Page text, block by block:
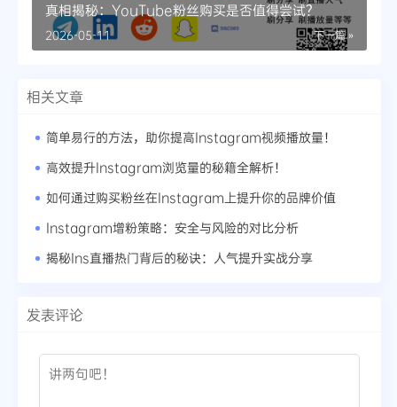
真相揭秘：YouTube粉丝购买是否值得尝试？
下一篇 »
2026-05-11
相关文章
简单易行的方法，助你提高Instagram视频播放量！
高效提升Instagram浏览量的秘籍全解析！
如何通过购买粉丝在Instagram上提升你的品牌价值
Instagram增粉策略：安全与风险的对比分析
揭秘Ins直播热门背后的秘诀：人气提升实战分享
发表评论